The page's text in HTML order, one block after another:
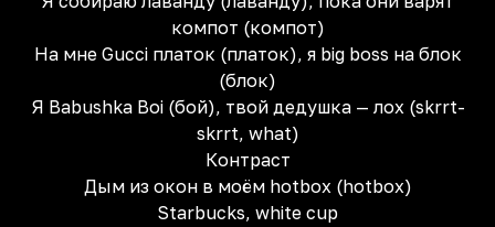
компот (компот)
На мне Gucci платок (платок), я big boss на блок
(блок)
Я Babushka Boi (бой), твой дедушка — лох (skrrt-
skrrt, what)
Контраст
Дым из окон в моём hotbox (hotbox)
Starbucks, white cup